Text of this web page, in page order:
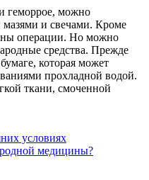
геморрое, можно
мазями и свечами. Кроме
операции. Но можно
средства. Прежде
которая может
прохладной водой.
ткани, смоченной
условиях
медицины?